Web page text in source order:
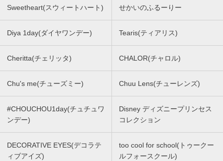
Sweetheart(スウィートハート) せかいのふるーりー
Diya 1day(ダイヤワンデー) Tearis(ティアリス)
Cheritta(チェリッタ) CHALOR(チャロル)
Chu's me(チューズミー) Chuu Lens(チューレンズ)
#CHOUCHOU1day(チュチュワ
ンデー)
Disney ディズニープリンセス
コレクション
DECORATIVE EYES(デコラテ
ィブアイズ)
too cool for school(トゥークー
ルフォースクール)